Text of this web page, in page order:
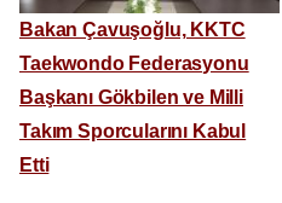
Bakan Çavuşoğlu, KKTC
Taekwondo Federasyonu
Başkanı Gökbilen ve Milli
Takım Sporcularını Kabul
Etti